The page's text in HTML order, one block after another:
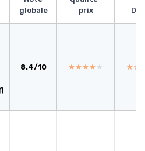
globale
prix
8.4/10 ★★★★★
★★★★★